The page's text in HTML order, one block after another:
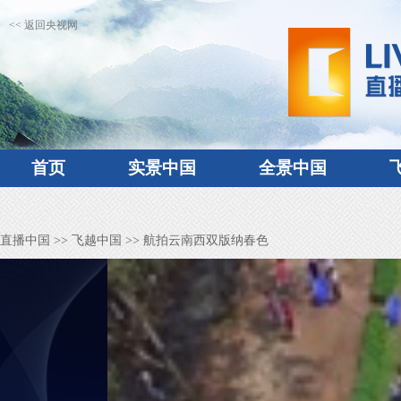
<< 返回央视网
首页 实景中国 全景中国
直播中国 >> 飞越中国 >> 航拍云南西双版纳春色